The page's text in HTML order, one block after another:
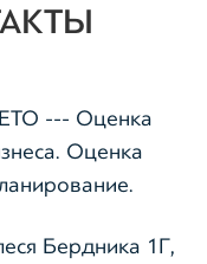
--- Оценка
Оценка
Бердника 1Г,